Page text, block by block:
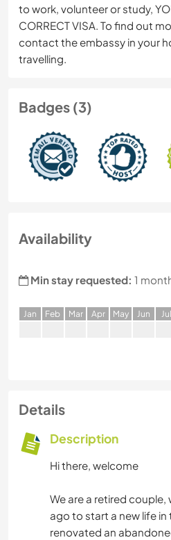
to work, volunteer or study,
CORRECT VISA. To find out
contact the embassy in your
travelling.
Badges (3)
Availability
Min stay requested: 1
Jan Feb Mar Apr May Jun Jul
Details
Description
Hi there, welcome
We are a retired couple,
ago to start a new life
renovated an